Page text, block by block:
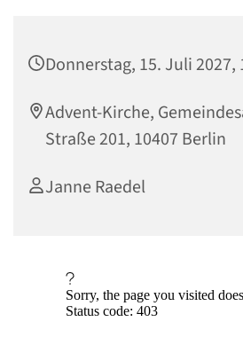
Donnerstag, 15. Juli 2027,
Advent-Kirche,
Straße 201, 10407 Berlin
Janne Raedel